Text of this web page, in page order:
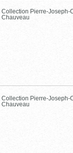
Collection Pierre-Joseph-
Chauveau
Collection Pierre-Joseph-
Chauveau